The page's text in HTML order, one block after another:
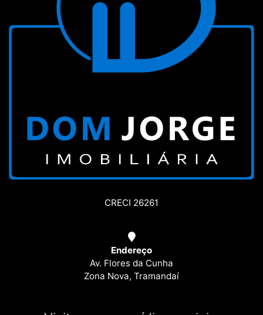
CRECI 26261
Endereço
Av. Flores da Cunha
Zona Nova, Tramandaí